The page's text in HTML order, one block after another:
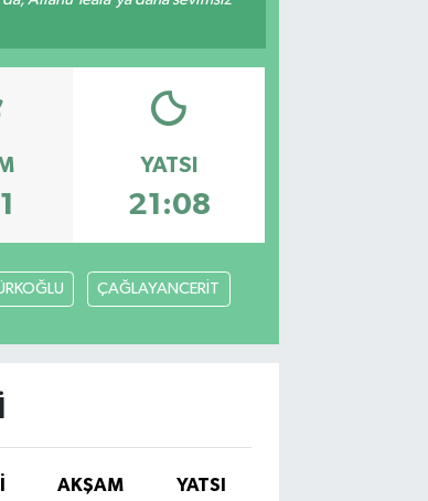
YATSI
21:08
ÇAĞLAYANCERİT
AKŞAM
YATSI